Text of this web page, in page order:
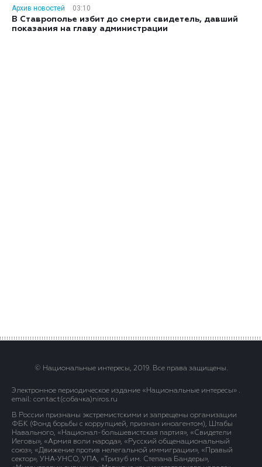
Архив новостей
03:10
В Ставрополье избит до смерти свидетель, давший
показания на главу администрации
© Национальные интересы, 2019. Все права защищены.
Электронное периодическое издание «Национальные интересы» .
email: contact(сoбaчка)niros.ru
В России признаны экстремистскими и запрещены организации
ФБК (Фонд борьбы с коррупцией, признан иноагентом), Штабы
Навального, «Национал-большевистская партия», «Свидетели
Иеговы», «Армия воли народа», «Русский общенациональный
союз», «Движение против нелегальной иммиграции», «Правый
сектор», УНА-УНСО, УПА, «Тризуб им. Степана Бандеры»,